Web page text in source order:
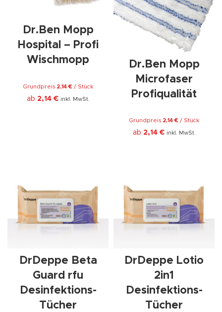
Dr.Ben Mopp
Hospital – Profi
Wischmopp
ab 2,14 € inkl. MwSt.
Grundpreis 2,14€ / Stück
Dr.Ben Mopp
Microfaser
Profiqualität
ab 2,14 € inkl. MwSt.
Grundpreis 2,14€ / Stück
DrDeppe Beta
Guard rfu
Desinfektions-
Tücher
DrDeppe Lotio
2in1
Desinfektions-
Tücher